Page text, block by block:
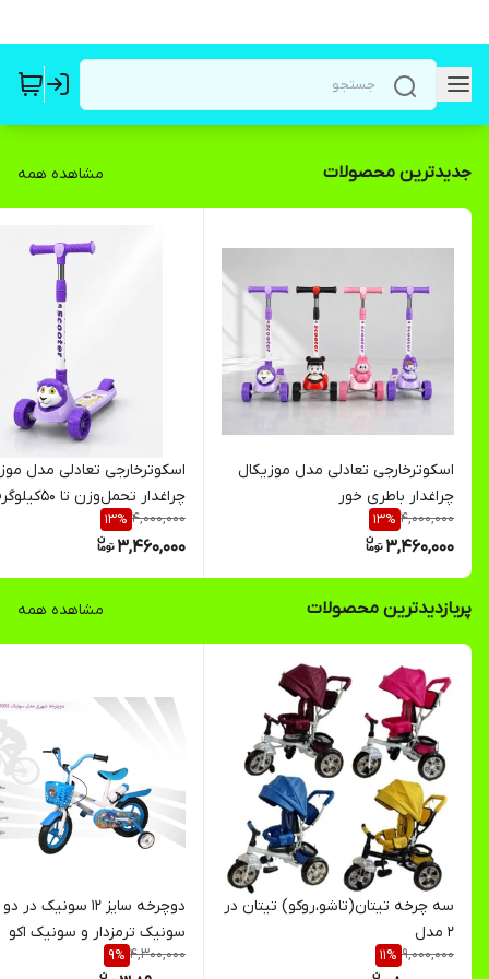
جدیدترین محصولات مشاهده همه
اسکوتر‌خارجی تعادلی مدل موزیکال
چراغدار باطری خور
4,000,000
13%
3,460,000
اسکوتر‌خارجی تعادلی مدل
چراغدار تحمل‌وزن تا ۵۰‌کیلوگرم
4,000,000
13%
3,460,000
پربازدیدترین محصولات مشاهده همه
سه چرخه تیتان(تاشو،روکو) تیتان در
۲ مدل
9,000,000
11%
دوچرخه سایز ۱۲ سونیک
سونیک ترمزدار و سونیک اکو
4,300,000
9%